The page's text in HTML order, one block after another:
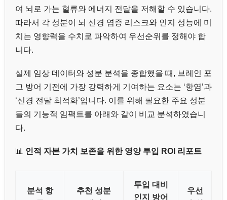
여 뇌로 가는 혈류와 에너지 전달을 저해할 수 있습니다.
따라서 각 성분이 뇌 신경 염증 리스크와 인지 성능에 미
치는 영향력을 수치로 파악하여 우선순위를 정해야 합
니다.
실제 임상 데이터와 성분 분석을 종합했을 때, 브레인 포
그 방어 기전에 가장 강력하게 기여하는 요소는 ‘항염’과
‘신경 전달 최적화’입니다. 이를 위해 필요한 주요 성분
들의 기능적 임팩트를 아래와 같이 비교 분석하였습니
다.
📊 인적 자본 가치 보존을 위한 영양 투입 ROI 리포트
분석 항
추천 성분
투입 대비
인지 방어
우선